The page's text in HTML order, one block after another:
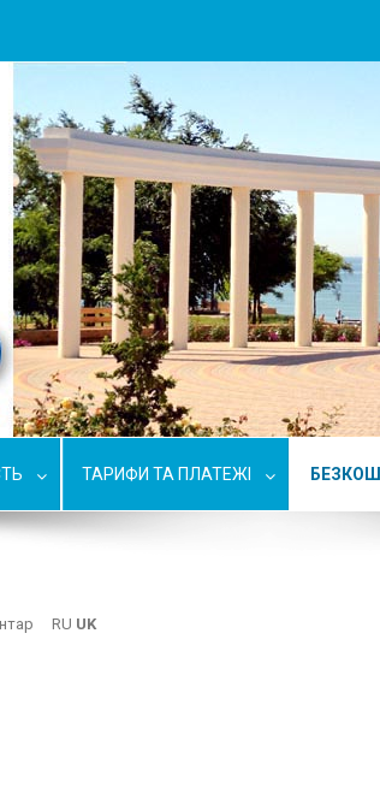
ТАРИФИ ТА ПЛАТЕЖІ
RU UK